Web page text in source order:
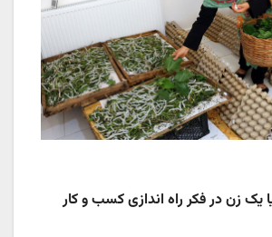
دنیا یک زن در فکر راه اندازی کسب و کار